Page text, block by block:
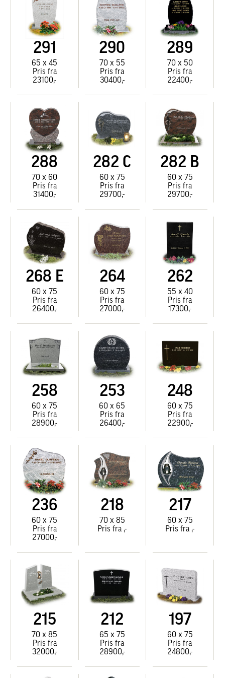
291
65 x 45
Pris fra
23100,-
290
70 x 55
Pris fra
30400,-
289
70 x 50
Pris fra
22400,-
288
70 x 60
Pris fra
31400,-
282 C
60 x 75
Pris fra
29700,-
282 B
60 x 75
Pris fra
29700,-
268 E
60 x 75
Pris fra
26400,-
264
60 x 75
Pris fra
27000,-
262
55 x 40
Pris fra
17300,-
258
60 x 75
Pris fra
28900,-
253
60 x 65
Pris fra
26400,-
248
60 x 75
Pris fra
22900,-
236
60 x 75
Pris fra
27000,-
218
70 x 85
Pris fra ,-
217
60 x 75
Pris fra ,-
215
70 x 85
Pris fra
32000,-
212
65 x 75
Pris fra
28900,-
197
60 x 75
Pris fra
24800,-